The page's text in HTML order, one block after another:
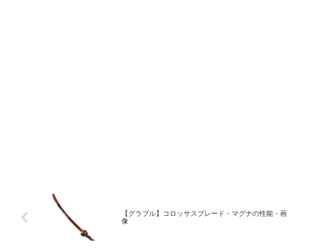
【グラブル】コロッサスブレード・マグナの性能・画
像